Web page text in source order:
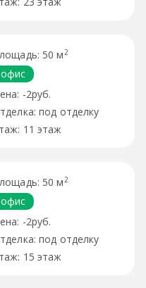
50 м 2
офис
-2руб.
под отделку
11 этаж
50 м 2
офис
-2руб.
под отделку
15 этаж